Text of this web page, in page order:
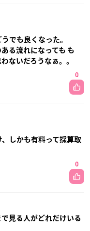
でも良くなった。
る流れになっても も
ないだろうなぁ。。
0
しかも有料って採算取
0
見る人がどれだけいる